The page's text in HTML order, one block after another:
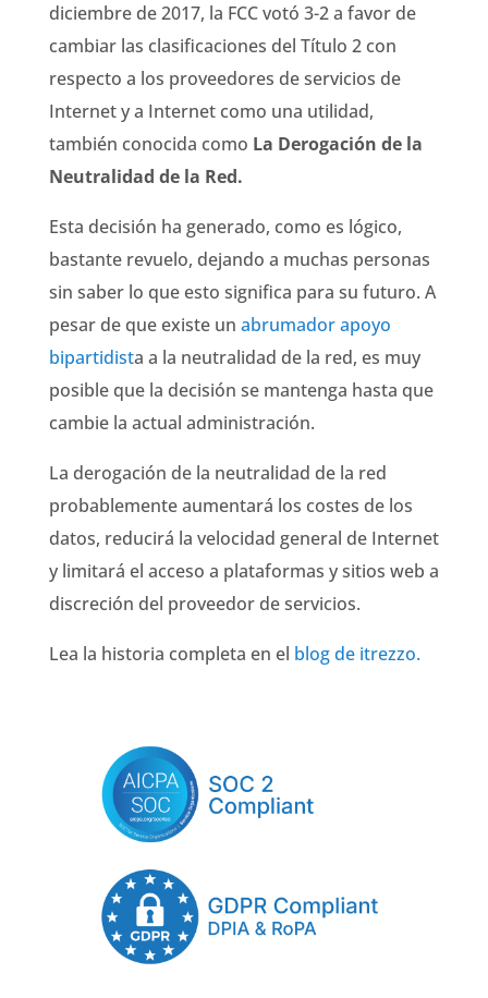
diciembre de 2017, la FCC votó 3-2 a favor de
cambiar las clasificaciones del Título 2 con
respecto a los proveedores de servicios de
Internet y a Internet como una utilidad,
también conocida como La Derogación de la
Neutralidad de la Red.
Esta decisión ha generado, como es lógico,
bastante revuelo, dejando a muchas personas
sin saber lo que esto significa para su futuro. A
pesar de que existe un abrumador apoyo
bipartidista a la neutralidad de la red, es muy
posible que la decisión se mantenga hasta que
cambie la actual administración.
La derogación de la neutralidad de la red
probablemente aumentará los costes de los
datos, reducirá la velocidad general de Internet
y limitará el acceso a plataformas y sitios web a
discreción del proveedor de servicios.
Lea la historia completa en el blog de itrezzo.